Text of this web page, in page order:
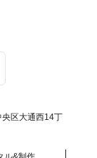
区大通西14丁